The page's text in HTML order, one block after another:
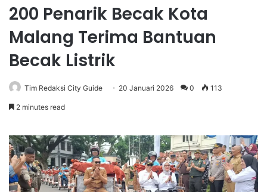
200 Penarik Becak Kota
Malang Terima Bantuan
Becak Listrik
Tim Redaksi City Guide 20 Januari 2026 0 113
2 minutes read